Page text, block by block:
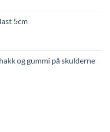
19,40
5cm
og gummi på skulderne